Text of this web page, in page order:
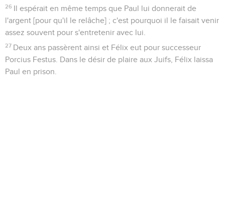
26 Il espérait en même temps que Paul lui donnerait de
l'argent [pour qu'il le relâche] ; c'est pourquoi il le faisait venir
assez souvent pour s'entretenir avec lui.
27 Deux ans passèrent ainsi et Félix eut pour successeur
Porcius Festus. Dans le désir de plaire aux Juifs, Félix laissa
Paul en prison.